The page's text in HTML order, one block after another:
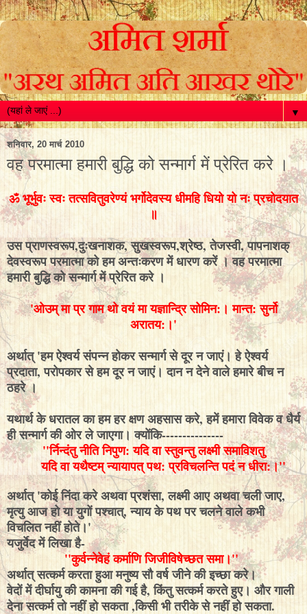
▼
शनिवार, 20 मार्च 2010
वह परमात्मा हमारी बुद्धि को सन्मार्ग में प्रेरित करे ।
ॐ भूर्भुवः स्वः तत्सवितुवरेण्यं भर्गोदेवस्य धीमहि धियो यो नः प्रचोदयात
॥
उस प्राणस्वरूप,दुःखनाशक, सुखस्वरूप,श्रेष्ठ, तेजस्वी, पापनाशक्
देवस्वरूप परमात्मा को हम अन्तःकरण में धारण करें । वह परमात्मा
हमारी बुद्धि को सन्मार्ग में प्रेरित करे ।
'ओउम् मा प्र गाम थो वयं मा यज्ञान्द्रि सोमिन:। मान्त: सुर्नो
अरातय:।'
अर्थात् 'हम ऐश्वर्य संपन्न होकर सन्मार्ग से दूर न जाएं। हे ऐश्वर्य
प्रदाता, परोपकार से हम दूर न जाएं। दान न देने वाले हमारे बीच न
ठहरे ।
यथार्थ के धरातल का हम हर क्षण अहसास करे, हमें हमारा विवेक व धैर्य
ही सन्मार्ग की ओर ले जाएगा। क्योंकि---------------
''र्निन्दंतु नीति निपुण: यदि वा स्तुवन्तु लक्ष्मी समाविशतु
यदि वा यथैष्टम् न्यायापत् पथ: प्रविचलन्ति पदं न धीरा:।''
अर्थात् 'कोई निंदा करे अथवा प्रशंसा, लक्ष्मी आए अथवा चली जाए,
मृत्यु आज हो या युगों पश्चात्, न्याय के पथ पर चलने वाले कभी
विचलित नहीं होते।'
यजुर्वेद में लिखा है-
''कुर्वन्नेवेहं कर्माणि जिजीविषेच्छत समा।''
अर्थात् सत्कर्म करता हुआ मनुष्य सौ वर्ष जीने की इच्छा करे।
वेदों में दीर्घायु की कामना की गई है, किंतु सत्कर्म करते हुए। और गाली
देना सत्कर्म तो नहीं हो सकता ,किसी भी तरीके से नहीं हो सकता.